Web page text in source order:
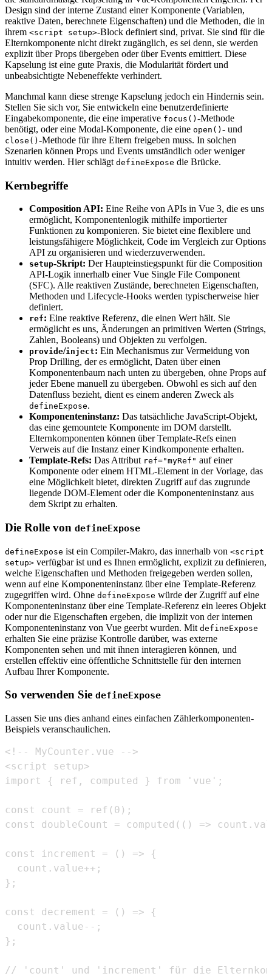
Design sind der interne Zustand einer Komponente (Variablen,
reaktive Daten, berechnete Eigenschaften) und die Methoden, die in
ihrem <script setup>-Block definiert sind, privat. Sie sind für die
Elternkomponente nicht direkt zugänglich, es sei denn, sie werden
explizit über Props übergeben oder über Events emittiert. Diese
Kapselung ist eine gute Praxis, die Modularität fördert und
unbeabsichtigte Nebeneffekte verhindert.
Manchmal kann diese strenge Kapselung jedoch ein Hindernis sein.
Stellen Sie sich vor, Sie entwickeln eine benutzerdefinierte
Eingabekomponente, die eine imperative focus() -Methode
benötigt, oder eine Modal-Komponente, die eine open() - und
close() -Methode für ihre Eltern freigeben muss. In solchen
Szenarien können Props und Events umständlich oder weniger
intuitiv werden. Hier schlägt defineExpose die Brücke.
Kernbegriffe
Composition API: Eine Reihe von APIs in Vue 3, die es uns
ermöglicht, Komponentenlogik mithilfe importierter
Funktionen zu komponieren. Sie bietet eine flexiblere und
leistungsfähigere Möglichkeit, Code im Vergleich zur Options
API zu organisieren und wiederzuverwenden.
setup-Skript: Der Haupteinstiegspunkt für die Composition
API-Logik innerhalb einer Vue Single File Component
(SFC). Alle reaktiven Zustände, berechneten Eigenschaften,
Methoden und Lifecycle-Hooks werden typischerweise hier
definiert.
ref: Eine reaktive Referenz, die einen Wert hält. Sie
ermöglicht es uns, Änderungen an primitiven Werten (Strings,
Zahlen, Booleans) und Objekten zu verfolgen.
provide/inject: Ein Mechanismus zur Vermeidung von
Prop Drilling, der es ermöglicht, Daten über einen
Komponentenbaum nach unten zu übergeben, ohne Props auf
jeder Ebene manuell zu übergeben. Obwohl es sich auf den
Datenfluss bezieht, dient es einem anderen Zweck als
defineExpose.
Komponenteninstanz: Das tatsächliche JavaScript-Objekt,
das eine gemountete Komponente im DOM darstellt.
Elternkomponenten können über Template-Refs einen
Verweis auf die Instanz einer Kindkomponente erhalten.
Template-Refs: Das Attribut ref="myRef" auf einer
Komponente oder einem HTML-Element in der Vorlage, das
eine Möglichkeit bietet, direkten Zugriff auf das zugrunde
liegende DOM-Element oder die Komponenteninstanz aus
dem Skript zu erhalten.
Die Rolle von defineExpose
defineExpose ist ein Compiler-Makro, das innerhalb von <script
setup> verfügbar ist und es Ihnen ermöglicht, explizit zu definieren,
welche Eigenschaften und Methoden freigegeben werden sollen,
wenn auf eine Komponenteninstanz über eine Template-Referenz
zugegriffen wird. Ohne defineExpose würde der Zugriff auf eine
Komponenteninstanz über eine Template-Referenz ein leeres Objekt
oder nur die Eigenschaften ergeben, die implizit von der internen
Komponenteninstanz von Vue geerbt wurden. Mit defineExpose
erhalten Sie eine präzise Kontrolle darüber, was externe
Komponenten sehen und mit ihnen interagieren können, und
erstellen effektiv eine öffentliche Schnittstelle für den internen
Aufbau Ihrer Komponente.
So verwenden Sie defineExpose
Lassen Sie uns dies anhand eines einfachen Zählerkomponenten-
Beispiels veranschaulichen.